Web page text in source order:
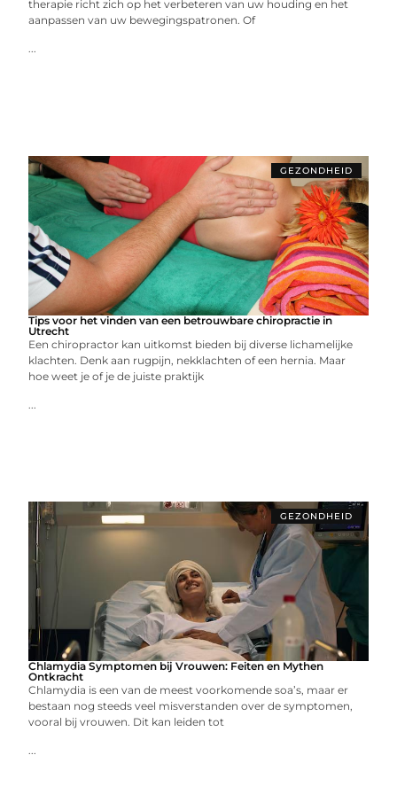
therapie richt zich op het verbeteren van uw houding en het
aanpassen van uw bewegingspatronen. Of
...
GEZONDHEID
Tips voor het vinden van een betrouwbare chiropractie in
Utrecht
Een chiropractor kan uitkomst bieden bij diverse lichamelijke
klachten. Denk aan rugpijn, nekklachten of een hernia. Maar
hoe weet je of je de juiste praktijk
...
GEZONDHEID
Chlamydia Symptomen bij Vrouwen: Feiten en Mythen
Ontkracht
Chlamydia is een van de meest voorkomende soa’s, maar er
bestaan nog steeds veel misverstanden over de symptomen,
vooral bij vrouwen. Dit kan leiden tot
...